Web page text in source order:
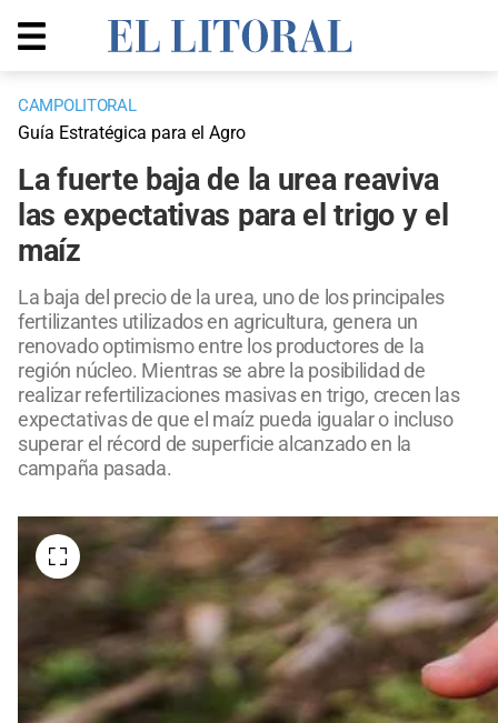
CAMPOLITORAL
Guía Estratégica para el Agro
La fuerte baja de la urea reaviva
las expectativas para el trigo y el
maíz
La baja del precio de la urea, uno de los principales
fertilizantes utilizados en agricultura, genera un
renovado optimismo entre los productores de la
región núcleo. Mientras se abre la posibilidad de
realizar refertilizaciones masivas en trigo, crecen las
expectativas de que el maíz pueda igualar o incluso
superar el récord de superficie alcanzado en la
campaña pasada.